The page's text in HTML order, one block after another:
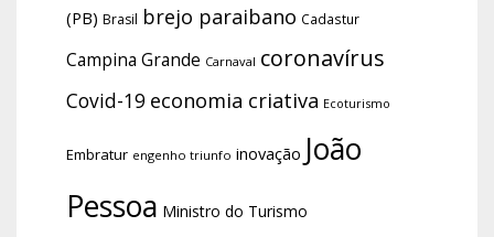
(PB) Brasil brejo paraibano Cadastur
Campina Grande Carnaval coronavírus
Covid-19 economia criativa Ecoturismo
Embratur engenho triunfo inovação João
Pessoa Ministro do Turismo